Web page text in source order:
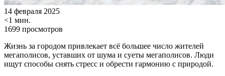
14 февраля 2025
<1 мин.
1699 просмотров
Жизнь за городом привлекает всё большее число жителей
мегаполисов, уставших от шума и суеты мегаполисов. Люди
ищут способы снять стресс и обрести гармонию с природой.